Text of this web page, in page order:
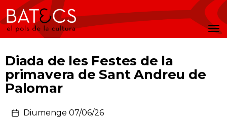
Batecs
Diada de les Festes de la
primavera de Sant Andreu de
Palomar
Diumenge 07/06/26